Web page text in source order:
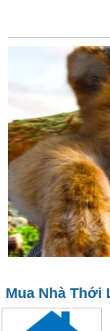
Mua Nhà Thới